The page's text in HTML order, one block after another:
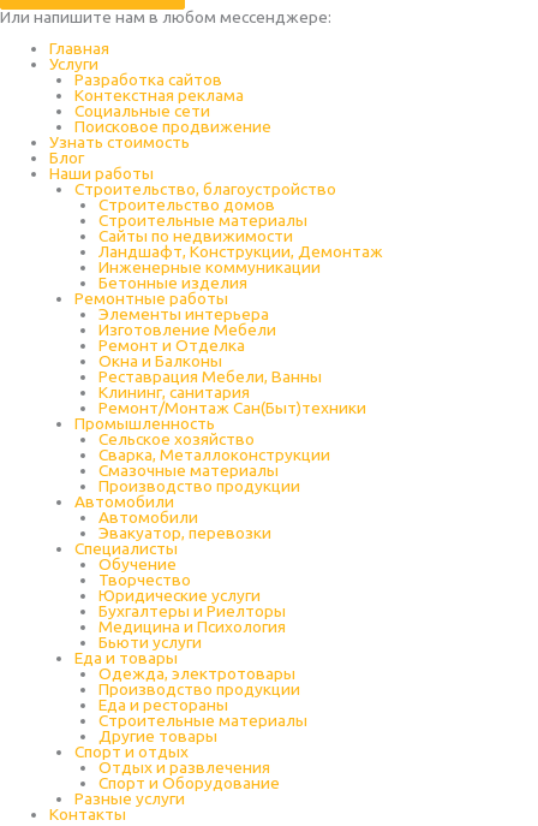
Или напишите нам в любом месcенджере:
Главная
Услуги
Разработка сайтов
Контекстная реклама
Социальные сети
Поисковое продвижение
Узнать стоимость
Блог
Наши работы
Строительство, благоустройство
Строительство домов
Строительные материалы
Сайты по недвижимости
Ландшафт, Конструкции, Демонтаж
Инженерные коммуникации
Бетонные изделия
Ремонтные работы
Элементы интерьера
Изготовление Мебели
Ремонт и Отделка
Окна и Балконы
Реставрация Мебели, Ванны
Клининг, санитария
Ремонт/Монтаж Сан(Быт)техники
Промышленность
Cельское хозяйство
Сварка, Металлоконструкции
Cмазочные материалы
Производство продукции
Автомобили
Автомобили
Эвакуатор, перевозки
Специалисты
Обучение
Творчество
Юридические услуги
Бухгалтеры и Риелторы
Медицина и Психология
Бьюти услуги
Еда и товары
Одежда, электротовары
Производство продукции
Еда и рестораны
Строительные материалы
Другие товары
Спорт и отдых
Отдых и развлечения
Спорт и Оборудование
Разные услуги
Контакты